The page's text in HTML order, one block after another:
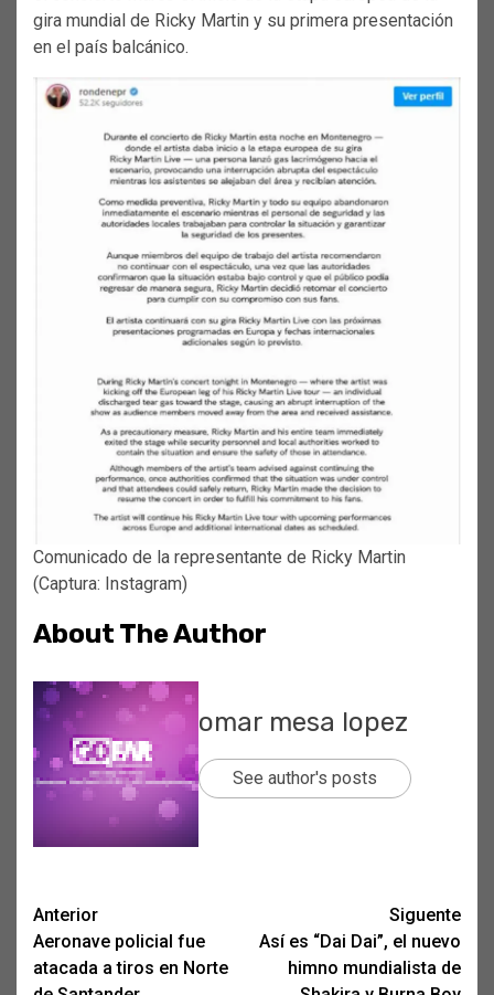
gira mundial de Ricky Martin y su primera presentación
en el país balcánico.
Comunicado de la representante de Ricky Martin
(Captura: Instagram)
About The Author
omar mesa lopez
See author's posts
Post
navigation
Anterior
Aeronave policial fue
atacada a tiros en Norte
Siguente
Así es “Dai Dai”, el nuevo
himno mundialista de